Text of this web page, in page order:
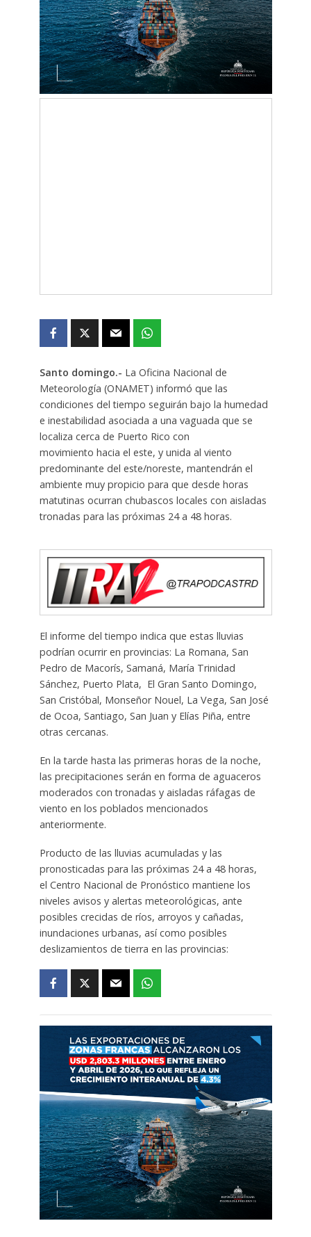
Santo domingo.- La Oficina Nacional de
Meteorología (ONAMET) informó que las
condiciones del tiempo seguirán bajo la humedad
e inestabilidad asociada a una vaguada que se
localiza cerca de Puerto Rico con
movimiento hacia el este, y unida al viento
predominante del este/noreste, mantendrán el
ambiente muy propicio para que desde horas
matutinas ocurran chubascos locales con aisladas
tronadas para las próximas 24 a 48 horas.
El informe del tiempo indica que estas lluvias
podrían ocurrir en provincias: La Romana, San
Pedro de Macorís, Samaná, María Trinidad
Sánchez, Puerto Plata, El Gran Santo Domingo,
San Cristóbal, Monseñor Nouel, La Vega, San José
de Ocoa, Santiago, San Juan y Elías Piña, entre
otras cercanas.
En la tarde hasta las primeras horas de la noche,
las precipitaciones serán en forma de aguaceros
moderados con tronadas y aisladas ráfagas de
viento en los poblados mencionados
anteriormente.
Producto de las lluvias acumuladas y las
pronosticadas para las próximas 24 a 48 horas,
el Centro Nacional de Pronóstico mantiene los
niveles avisos y alertas meteorológicas, ante
posibles crecidas de ríos, arroyos y cañadas,
inundaciones urbanas, así como posibles
deslizamientos de tierra en las provincias: